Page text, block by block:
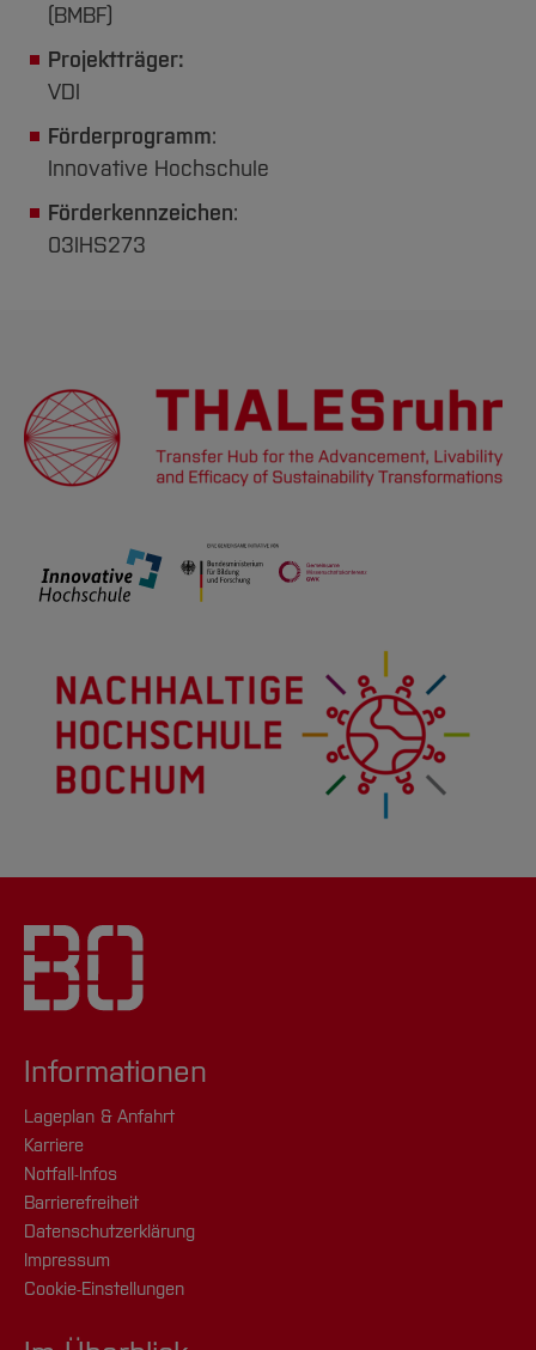
(BMBF)
Projektträger:
VDI
Förderprogramm:
Innovative Hochschule
Förderkennzeichen:
03IHS273
Informationen
Lageplan & Anfahrt
Karriere
Notfall-Infos
Barrierefreiheit
Datenschutzerklärung
Impressum
Cookie-Einstellungen